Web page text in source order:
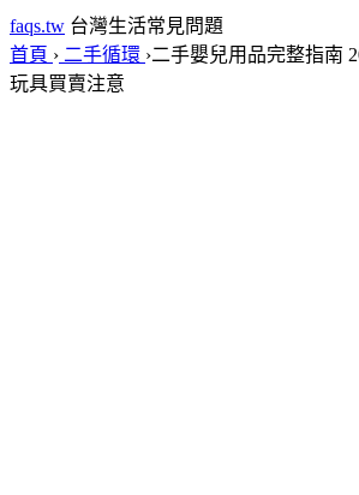
faqs.tw 台灣生活常見問題
首頁 › 二手循環 ›二手嬰兒用品完整指南
玩具買賣注意